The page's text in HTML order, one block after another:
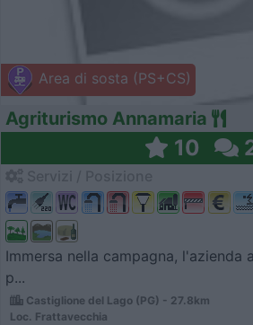
Area di sosta (PS+CS)
Agriturismo Annamaria
10
Immersa nella campagna, l'azienda
p...
Castiglione del Lago (PG) - 27.8km
Loc. Frattavecchia